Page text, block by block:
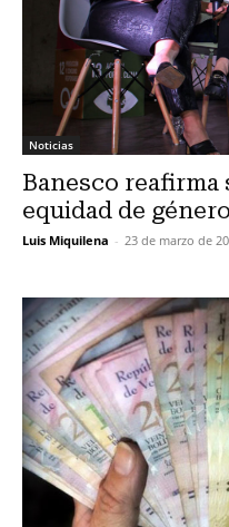
Noticias
Banesco
equidad de género
Luis Miquilena - 23 de marzo de